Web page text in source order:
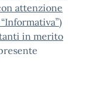
attenzione
in merito